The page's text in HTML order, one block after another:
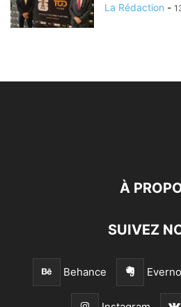
La Rédaction -
À
SUIVEZ
Behance